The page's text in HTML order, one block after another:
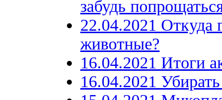
забудь
22.04.2021 Откуда
животные?
16.04.2021 Итоги
16.04.2021